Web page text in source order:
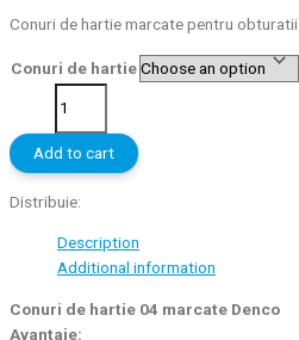
Conuri de hartie marcate pentru obturatii
Conuri de hartie
hartie
04
marcate
quantity
Add to cart
Distribuie:
Description
Additional information
Conuri de hartie 04 marcate Denco
Avantaje: